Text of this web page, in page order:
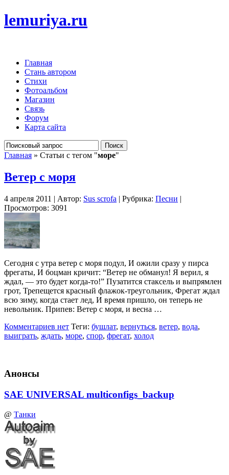
lemuriya.ru
Главная
Стань автором
Стихи
Фотоальбом
Магазин
Связь
Форум
Карта сайта
Главная » Статьи с тегом "море"
Ветер с моря
4 апреля 2011 | Автор: Sus scrofa | Рубрика: Песни |
Просмотров: 3091
Сегодня с утра ветер с моря подул, И ожили сразу у пирса
фрегаты, И боцман кричит: “Ветер не обманул! Я верил, я
ждал, — это будет когда-то!” Пузатится стаксель и выпрямлен
грот, Трепещется красный флажок-треугольник, Фрегат ждал
всю зиму, когда стает лед, И время пришло, он теперь не
невольник. Припев: Ветер с моря, и весна …
Комментариев нет Теги: бушлат, вернуться, ветер, вода,
выиграть, ждать, море, спор, фрегат, холод
Анонсы
SAE UNIVERSAL multiconfigs_backup
@ Танки